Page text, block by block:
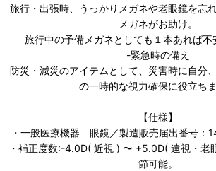
旅行・出張時、うっかりメガネや老眼鏡を忘
メガネがお助け。
旅行中の予備メガネとしても１本あれば不
-緊急時の備え
防災・減災のアイテムとして、災害時に自分
の一時的な視力確保に役立ちま
【仕様】
・一般医療機器 眼鏡／製造販売届出番号：
・補正度数:-4.0D( 近視 ) 〜 +5.0D( 遠視・老
節可能。